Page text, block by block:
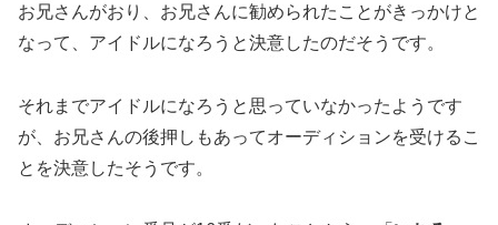
お兄さんがおり、お兄さんに勧められたことがきっかけと
なって、アイドルになろうと決意したのだそうです。
それまでアイドルになろうと思っていなかったようです
が、お兄さんの後押しもあってオーディションを受けるこ
とを決意したそうです。